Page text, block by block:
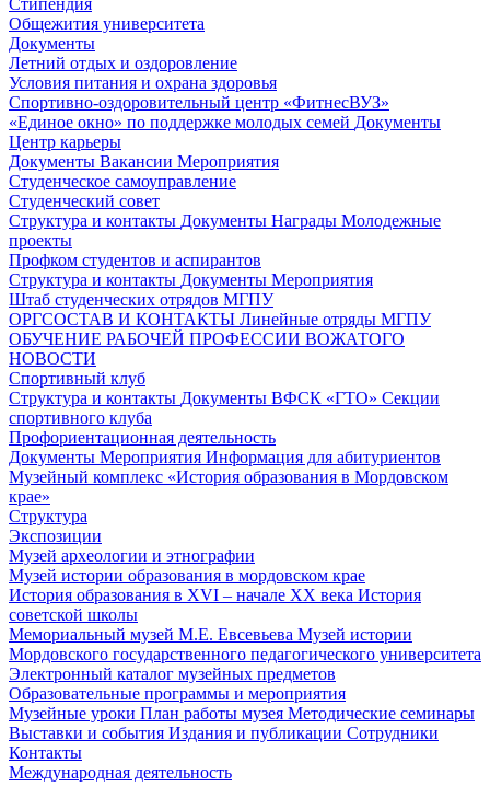
Общежития университета
Документы
Летний отдых и оздоровление
Условия питания и охрана здоровья
Спортивно-оздоровительный центр «ФитнесВУЗ»
«Единое окно» по поддержке молодых семей Документы
Центр карьеры
Документы Вакансии Мероприятия
Студенческое самоуправление
Студенческий совет
Структура и контакты Документы Награды Молодежные
проекты
Профком студентов и аспирантов
Структура и контакты Документы Мероприятия
Штаб студенческих отрядов МГПУ
ОРГСОСТАВ И КОНТАКТЫ Линейные отряды МГПУ
ОБУЧЕНИЕ РАБОЧЕЙ ПРОФЕССИИ ВОЖАТОГО
НОВОСТИ
Спортивный клуб
Структура и контакты Документы ВФСК «ГТО» Секции
спортивного клуба
Профориентационная деятельность
Документы Мероприятия Информация для абитуриентов
Музейный комплекс «История образования в Мордовском
крае»
Структура
Экспозиции
Музей археологии и этнографии
Музей истории образования в мордовском крае
История образования в XVI – начале XX века История
советской школы
Мемориальный музей М.Е. Евсевьева Музей истории
Мордовского государственного педагогического университета
Электронный каталог музейных предметов
Образовательные программы и мероприятия
Музейные уроки План работы музея Методические семинары
Выставки и события Издания и публикации Сотрудники
Контакты
Международная деятельность